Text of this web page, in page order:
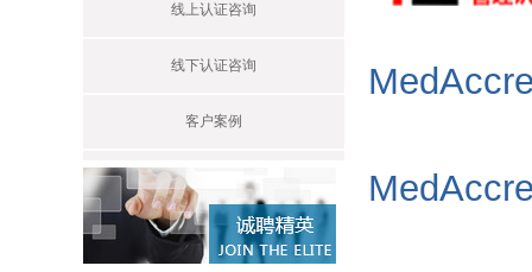
线上认证咨询
线下认证咨询
客户案例